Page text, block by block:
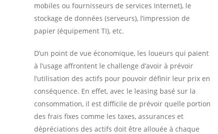
mobiles ou fournisseurs de services Internet), le
stockage de données (serveurs), l’impression de
papier (équipement TI), etc.
D’un point de vue économique, les loueurs qui paient
à l’usage affrontent le challenge d’avoir à prévoir
l’utilisation des actifs pour pouvoir définir leur prix en
conséquence. En effet, avec le leasing basé sur la
consommation, il est difficile de prévoir quelle portion
des frais fixes comme les taxes, assurances et
dépréciations des actifs doit être allouée à chaque